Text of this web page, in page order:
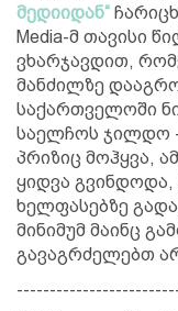
მედიიდან“
Media-მ თავისი
ვხარჯავდით,
მანძილზე
საქართველოში
საელჩოს ჯილდო
პრიზიც მოჰყვა,
ყიდვა გვინდოდა,
ხელფასებზე
მინიმუმ მაინც
გავაგრძელებთ